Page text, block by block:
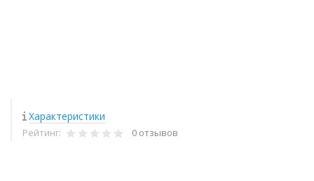
Характеристики
Рейтинг: 0 отзывов